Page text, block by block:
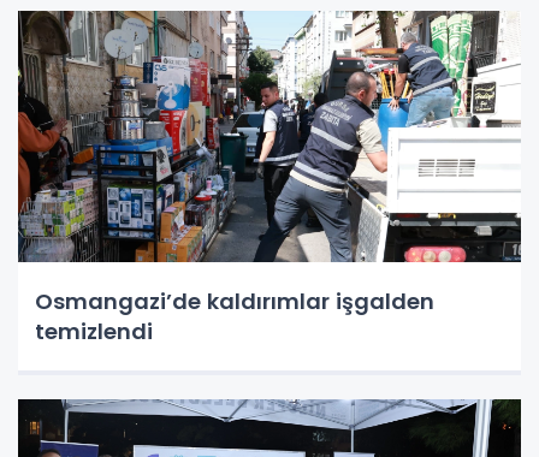
Osmangazi’de kaldırımlar işgalden
temizlendi